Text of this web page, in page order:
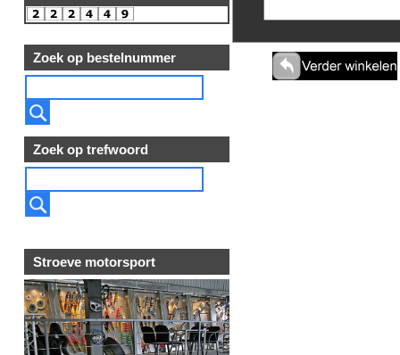
Zoek op bestelnummer
Zoek op trefwoord
Stroeve motorsport